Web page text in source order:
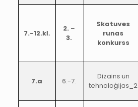
7.-12.kl.
2. –
3.
Skatuves
runas
konkurss
7.a 6.-7.
Dizains un
tehnoloģijas_2